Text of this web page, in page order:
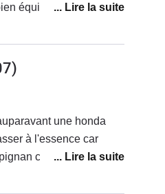
équipé (sièges AV
8 rapports, hifi-stéréo 15
électriquement,
au stationnement,
et la légende de
voiture respire le
même s'il y a
une honda
à l'essence car
comme dans un